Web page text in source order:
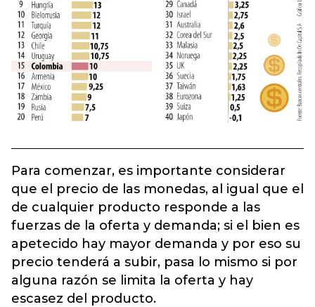
Para comenzar, es importante considerar
que el precio de las monedas, al igual que el
de cualquier producto responde a las
fuerzas de la oferta y demanda; si el bien es
apetecido hay mayor demanda y por eso su
precio tenderá a subir, pasa lo mismo si por
alguna razón se limita la oferta y hay
escasez del producto.